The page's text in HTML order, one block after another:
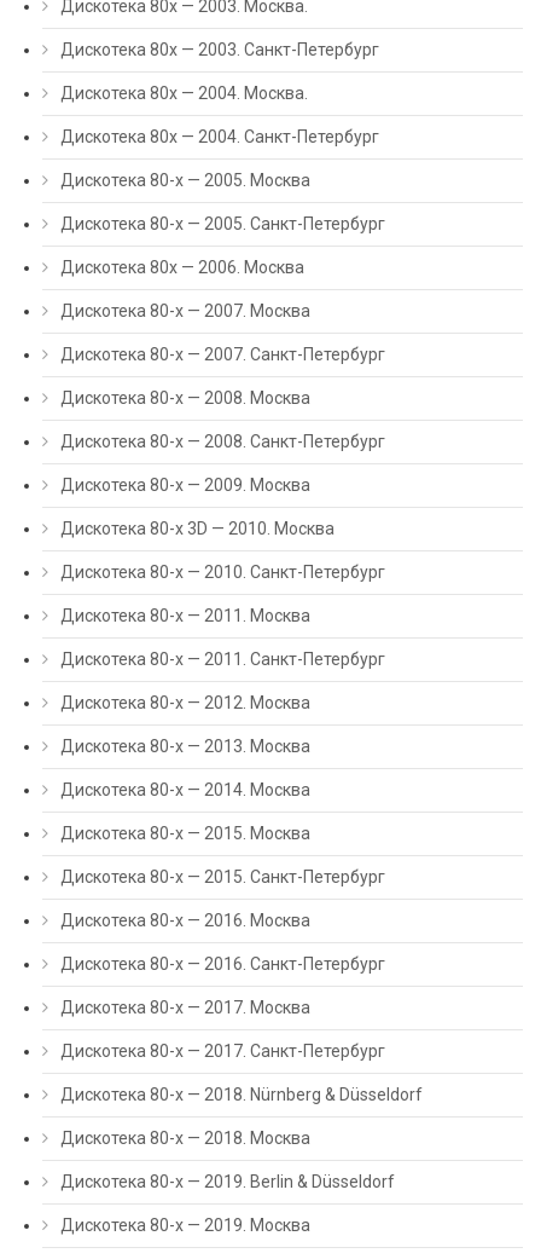
Дискотека 80х — 2003. Москва.
Дискотека 80х — 2003. Санкт-Петербург
Дискотека 80х — 2004. Москва.
Дискотека 80х — 2004. Санкт-Петербург
Дискотека 80-х — 2005. Москва
Дискотека 80-х — 2005. Санкт-Петербург
Дискотека 80х — 2006. Москва
Дискотека 80-х — 2007. Москва
Дискотека 80-х — 2007. Санкт-Петербург
Дискотека 80-х — 2008. Москва
Дискотека 80-х — 2008. Санкт-Петербург
Дискотека 80-х — 2009. Москва
Дискотека 80-х 3D — 2010. Москва
Дискотека 80-х — 2010. Санкт-Петербург
Дискотека 80-х — 2011. Москва
Дискотека 80-х — 2011. Санкт-Петербург
Дискотека 80-х — 2012. Москва
Дискотека 80-х — 2013. Москва
Дискотека 80-х — 2014. Москва
Дискотека 80-х — 2015. Москва
Дискотека 80-х — 2015. Санкт-Петербург
Дискотека 80-х — 2016. Москва
Дискотека 80-х — 2016. Санкт-Петербург
Дискотека 80-х — 2017. Москва
Дискотека 80-х — 2017. Санкт-Петербург
Дискотека 80-х — 2018. Nürnberg & Düsseldorf
Дискотека 80-х — 2018. Москва
Дискотека 80-х — 2019. Berlin & Düsseldorf
Дискотека 80-х — 2019. Москва